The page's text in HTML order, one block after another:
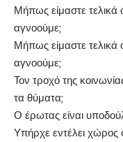
Μήπως είμαστε τελικά
αγνοούμε;
Μήπως είμαστε τελικά
αγνοούμε;
Τον τροχό της
τα θύματα;
Ο έρωτας είναι
Υπήρχε εντέλει χώρος